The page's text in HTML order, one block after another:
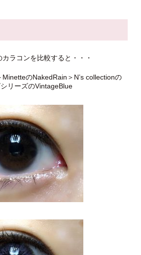
ラコンを比較すると・・・
のNakedRain＞N’s collectionの
リーズのVintageBlue